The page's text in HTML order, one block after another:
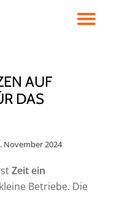
AUF
DAS
November 2024
Zeit ein
Betriebe. Die